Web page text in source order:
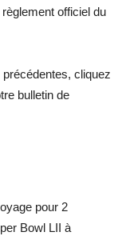
officiel du
cliquez
bulletin de
pour 2
Bowl LII à